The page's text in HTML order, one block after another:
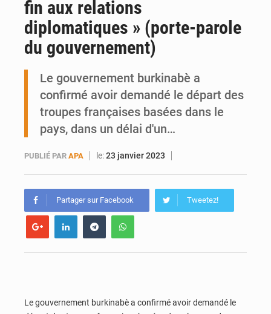
Contes maliens : Transmettre à l’ère des écrans
fin aux relations
diplomatiques » (porte-parole
du gouvernement)
Le gouvernement burkinabè a
confirmé avoir demandé le départ des
troupes françaises basées dans le
pays, dans un délai d'un…
PUBLIÉ PAR APA le:23 janvier 2023
Partager sur Facebook Tweetez!
Le gouvernement burkinabè a confirmé avoir demandé le